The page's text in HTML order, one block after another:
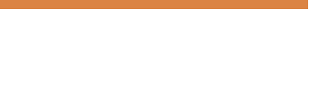
Repasse